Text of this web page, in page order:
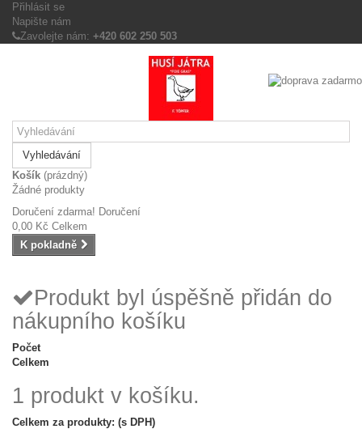
Přihlásit se
Napište nám
Zavolejte nám: +420 602 250 503
Vyhledávání
Košík (prázdný)
Žádné produkty
Doručení zdarma! Doručení
0,00 Kč Celkem
K pokladně
Produkt byl úspěšně přidán do
nákupního košíku
Počet
Celkem
1 produkt v košíku.
Celkem za produkty: (s DPH)